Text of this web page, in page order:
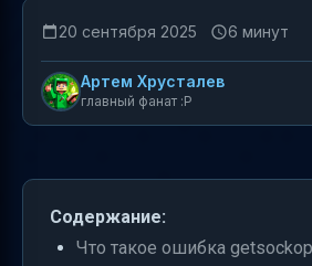
20 сентября 2025 6 минут
Артем Хрусталев
главный фанат :P
Содержание:
Что такое ошибка